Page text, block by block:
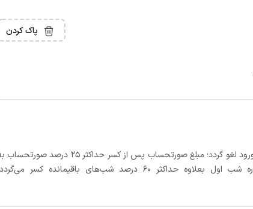
پاک کردن
در صورتی که رزرو، حداقل 5 روز کامل از تاریخ ورود لغو گردد؛ مبلغ صورتحساب پس از کسر حداکثر 25 درصد
درصد شب‌های باقیمانده کسر می‌گردد.